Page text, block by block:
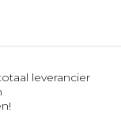
leverancier